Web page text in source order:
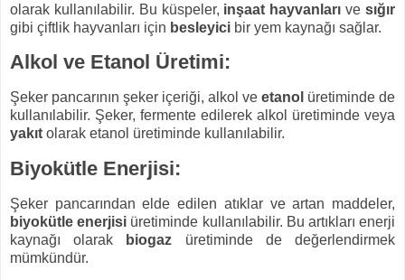
olarak kullanılabilir. Bu küspeler, inşaat hayvanları vesığır
gibi çiftlik hayvanları için besleyici bir yem kaynağı sağlar.
Alkol ve Etanol Üretimi:
Şeker pancarının şeker içeriği, alkol ve etanol üretiminde de
kullanılabilir. Şeker, fermente edilerek alkol üretiminde veya
yakıt olarak etanol üretiminde kullanılabilir.
Biyokütle Enerjisi:
Şeker pancarından elde edilen atıklar ve artan maddeler,
biyokütle enerjisi üretiminde kullanılabilir. Bu artıkları enerji
kaynağı olarak
biogaz üretiminde de değerlendirmek
mümkündür.